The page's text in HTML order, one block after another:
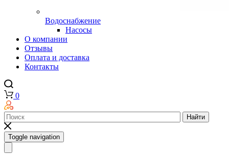
Водоснабжение
Насосы
О компании
Отзывы
Оплата и доставка
Контакты
0
Найти
Toggle navigation